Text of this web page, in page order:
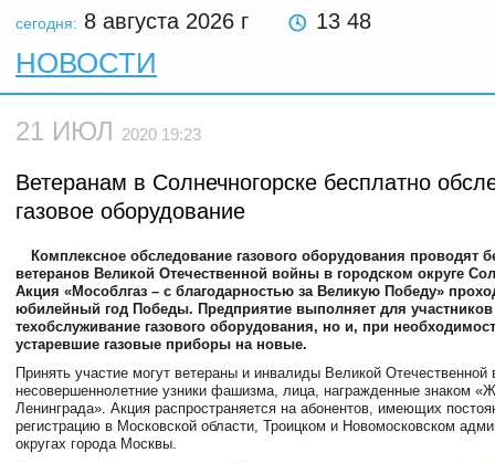
сегодня: 8 августа 2026 г 13 48
НОВОСТИ
21 ИЮЛ 2020 19:23
Ветеранам в Солнечногорске бесплатно
газовое оборудование
Комплексное обследование газового оборудования проводят
ветеранов Великой Отечественной войны в городском округе
Акция «Мособлгаз – с благодарностью за Великую Победу»
юбилейный год Победы. Предприятие выполняет для участников
техобслуживание газового оборудования, но и, при
устаревшие газовые приборы на новые.
Принять участие могут ветераны и инвалиды Великой
несовершеннолетние узники фашизма, лица, награжденные знаком
Ленинграда». Акция распространяется на абонентов, имеющих
регистрацию в Московской области, Троицком и Новомосковском
округах города Москвы.